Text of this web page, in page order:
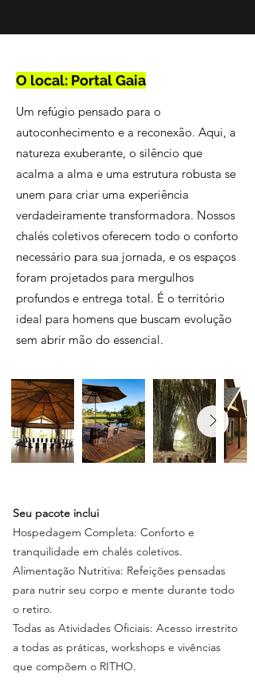
O local: Portal Gaia
Um refúgio pensado para o
autoconhecimento e a reconexão. Aqui, a
natureza exuberante, o silêncio que
acalma a alma e uma estrutura robusta se
unem para criar uma experiência
verdadeiramente transformadora. Nossos
chalés coletivos oferecem todo o conforto
necessário para sua jornada, e os espaços
foram projetados para mergulhos
profundos e entrega total. É o território
ideal para homens que buscam evolução
sem abrir mão do essencial.
Seu pacote inclui
Hospedagem Completa: Conforto e
tranquilidade em chalés coletivos.
Alimentação Nutritiva: Refeições pensadas
para nutrir seu corpo e mente durante todo
o retiro.
Todas as Atividades Oficiais: Acesso irrestrito
a todas as práticas, workshops e vivências
que compõem o RITHO.